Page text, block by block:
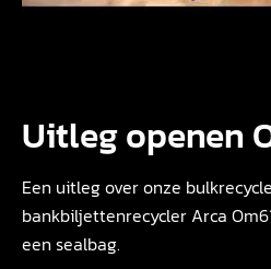
Uitleg openen
Een uitleg over onze
bankbiljettenrecycler Arca
een sealbag.